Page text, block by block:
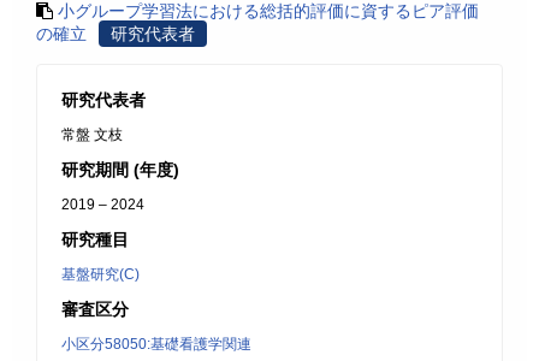
小グループ学習法における総括的評価に資するピア評価
の確立
研究代表者
研究代表者
常盤 文枝
研究期間 (年度)
2019 – 2024
研究種目
基盤研究(C)
審査区分
小区分58050:基礎看護学関連